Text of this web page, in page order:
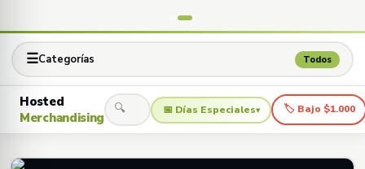
☰Categorías Todos
Hosted
Merchandising
🔍 📅 Días Especiales▾ 🏷 Bajo $1.000